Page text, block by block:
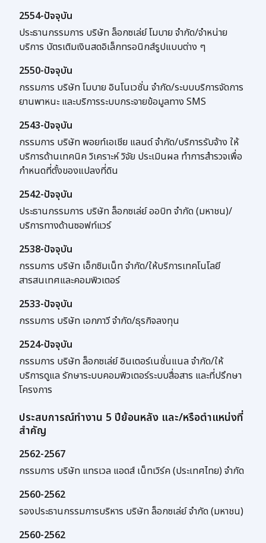
2554-ปัจจุบัน
ประธานกรรมการ บริษัท ล็อกซเล่ย์ โมบาย จำกัด/จำหน่าย
บริการ บัตรเติมเงินสดอิเล็กทรอนิกส์รูปแบบต่าง ๆ
2550-ปัจจุบัน
กรรมการ บริษัท โมบาย อินโนเวชั่น จำกัด/ระบบบริการจัดการ
ยานพาหนะ และบริการระบบกระจายข้อมูลทาง SMS
2543-ปัจจุบัน
กรรมการ บริษัท พอยท์เอเชีย แลนด์ จำกัด/บริการรับจ้าง ให้
บริการด้านเทคนิค วิเคราะห์ วิจัย ประเมินผล ทำการสำรวจเพื่อ
กำหนดที่ตั้งของแปลงที่ดิน
2542-ปัจจุบัน
ประธานกรรมการ บริษัท ล็อกซเล่ย์ ออบิท จำกัด (มหาชน)/
บริการทางด้านซอฟท์แวร์
2538-ปัจจุบัน
กรรมการ บริษัท เอ็กซิมเน็ท จำกัด/ให้บริการเทคโนโลยี
สารสนเทศและคอมพิวเตอร์
2533-ปัจจุบัน
กรรมการ บริษัท เอกภาวี จำกัด/ธุรกิจลงทุน
2524-ปัจจุบัน
กรรมการ บริษัท ล็อกซเล่ย์ อินเตอร์เนชั่นแนล จำกัด/ให้
บริการดูแล รักษาระบบคอมพิวเตอร์ระบบสื่อสาร และที่ปรึกษา
โครงการ
ประสบการณ์ทำงาน 5 ปีย้อนหลัง และ/หรือตำแหน่งที่
สำคัญ
2562-2567
กรรมการ บริษัท แทรเวล แอดส์ เน็ทเวิร์ค (ประเทศไทย) จำกัด
2560-2562
รองประธานกรรมการบริหาร บริษัท ล็อกซเล่ย์ จำกัด (มหาชน)
2560-2562